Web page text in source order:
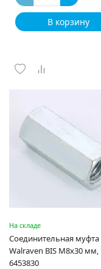
В корзину
На складе
Соединительная муфта
Walraven BIS M8x30 мм,
6453830